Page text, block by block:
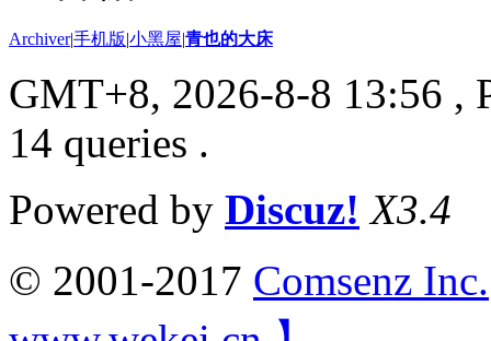
Archiver|手机版|小黑屋|青也的大床
GMT+8, 2026-8-8 13:56 ,
14 queries .
Powered by Discuz! X3.4
© 2001-2017 Comsenz Inc.